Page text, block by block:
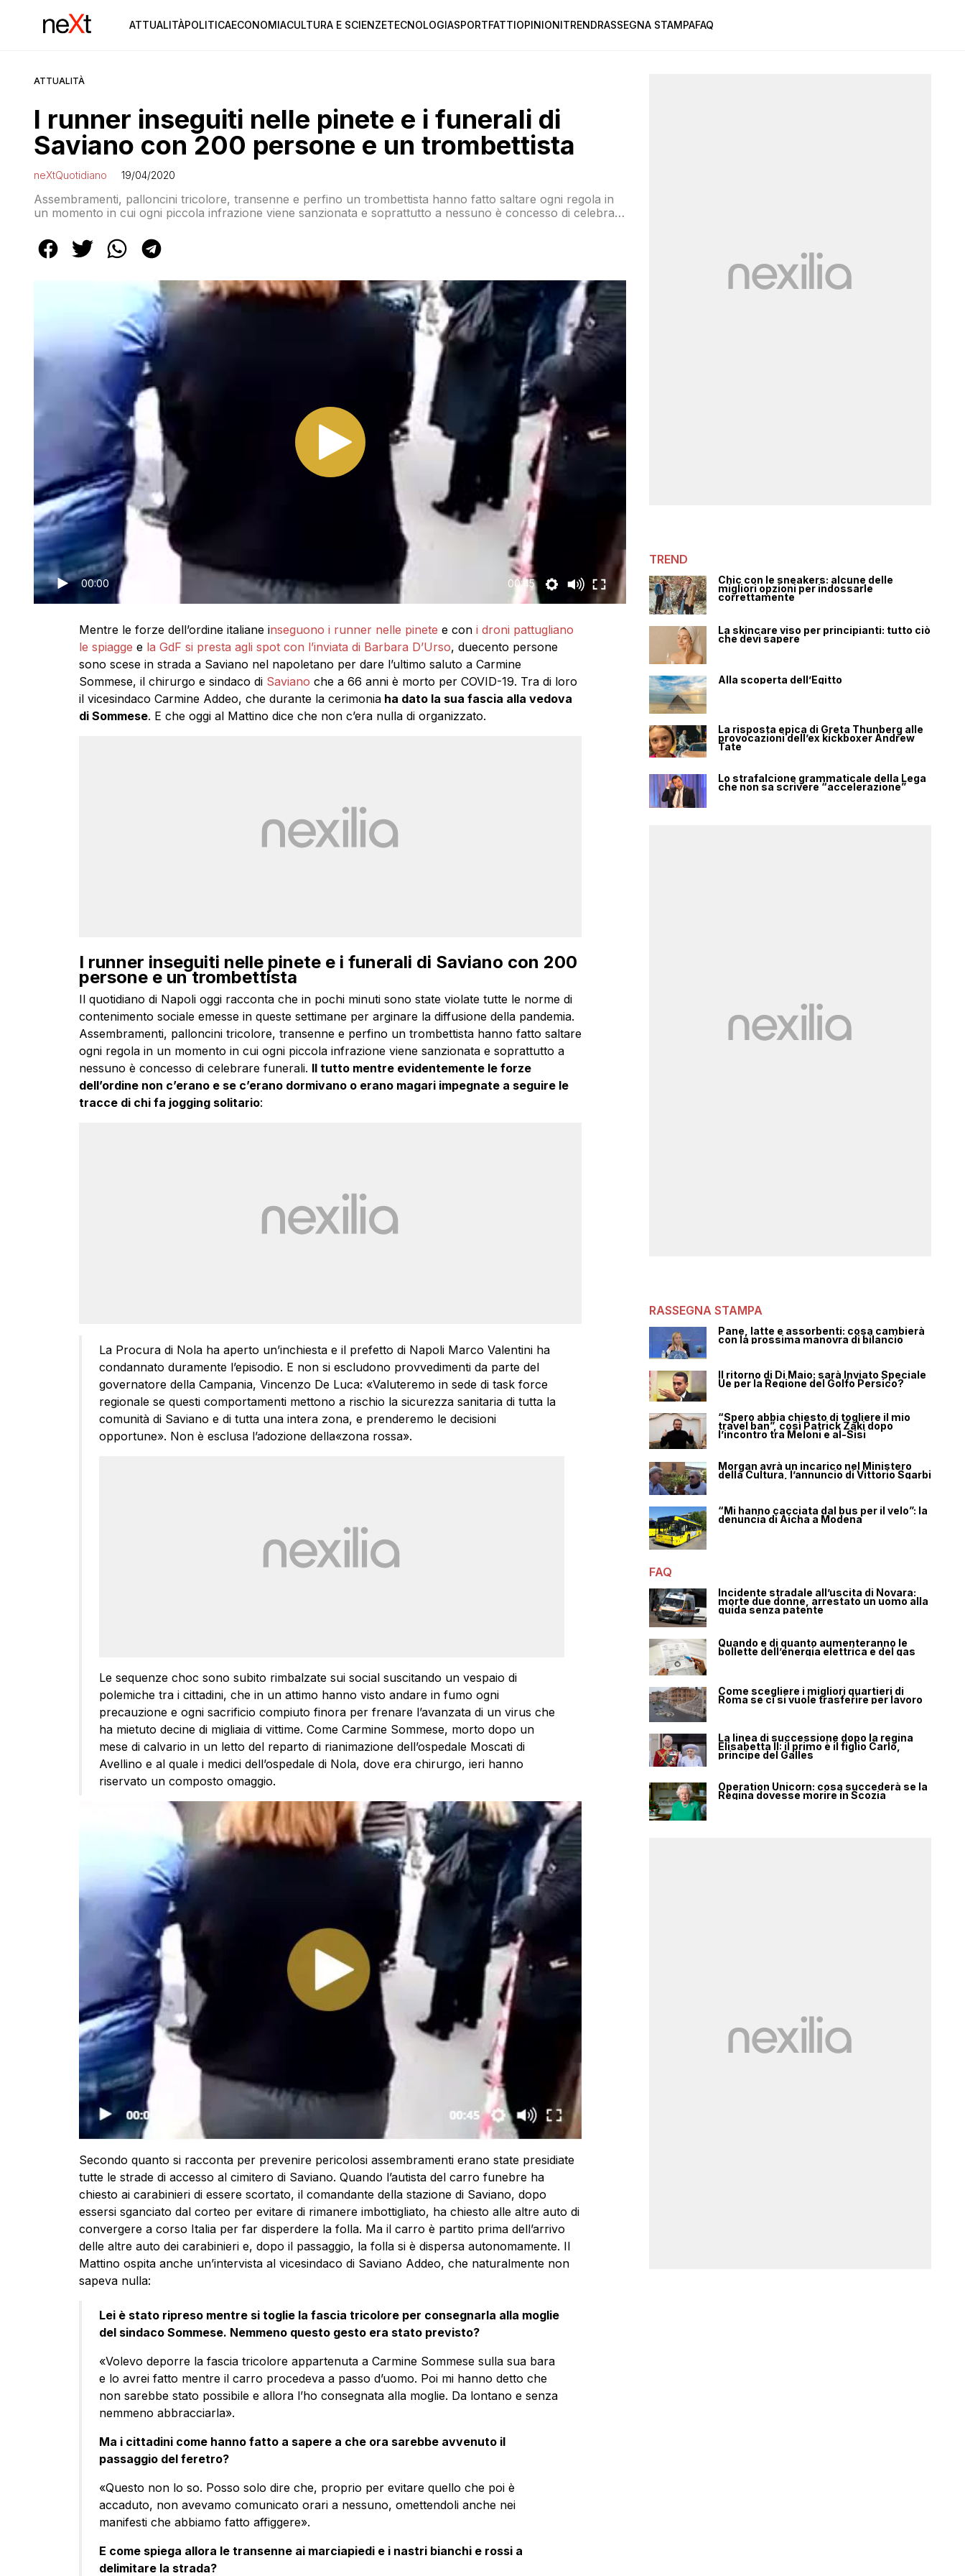
ATTUALITÀPOLITICAECONOMIACULTURA E SCIENZETECNOLOGIASPORTFATTIOPINIONITRENDRASSEGNA STAMPAFAQ
ATTUALITÀ
I runner inseguiti nelle pinete e i funerali di
Saviano con 200 persone e un trombettista
neXtQuotidiano 19/04/2020
Assembramenti, palloncini tricolore, transenne e perfino un trombettista hanno fatto saltare ogni regola in
un momento in cui ogni piccola infrazione viene sanzionata e soprattutto a nessuno è concesso di celebrare
magari impegnate a seguire le tracce di chi fa jogging solitario
00:00 00:45
Mentre le forze dell’ordine italiane inseguono i runner nelle pinete e con i droni pattugliano
le spiagge e la GdF si presta agli spot con l’inviata di Barbara D’Urso, duecento persone
sono scese in strada a Saviano nel napoletano per dare l’ultimo saluto a Carmine
Sommese, il chirurgo e sindaco di Saviano che a 66 anni è morto per COVID-19. Tra di loro
il vicesindaco Carmine Addeo, che durante la cerimoniaha dato la sua fascia alla vedova
di Sommese. E che oggi al Mattino dice che non c’era nulla di organizzato.
I runner inseguiti nelle pinete e i funerali di Saviano con 200
persone e un trombettista
Il quotidiano di Napoli oggi racconta che in pochi minuti sono state violate tutte le norme di
contenimento sociale emesse in queste settimane per arginare la diffusione della pandemia.
Assembramenti, palloncini tricolore, transenne e perfino un trombettista hanno fatto saltare
ogni regola in un momento in cui ogni piccola infrazione viene sanzionata e soprattutto a
nessuno è concesso di celebrare funerali. Il tutto mentre evidentemente le forze
dell’ordine non c’erano e se c’erano dormivano o erano magari impegnate a seguire le
tracce di chi fa jogging solitario:
La Procura di Nola ha aperto un’inchiesta e il prefetto di Napoli Marco Valentini ha
condannato duramente l’episodio. E non si escludono provvedimenti da parte del
governatore della Campania, Vincenzo De Luca: «Valuteremo in sede di task force
regionale se questi comportamenti mettono a rischio la sicurezza sanitaria di tutta la
comunità di Saviano e di tutta una intera zona, e prenderemo le decisioni
opportune». Non è esclusa l’adozione della«zona rossa».
Le sequenze choc sono subito rimbalzate sui social suscitando un vespaio di
polemiche tra i cittadini, che in un attimo hanno visto andare in fumo ogni
precauzione e ogni sacrificio compiuto finora per frenare l’avanzata di un virus che
ha mietuto decine di migliaia di vittime. Come Carmine Sommese, morto dopo un
mese di calvario in un letto del reparto di rianimazione dell’ospedale Moscati di
Avellino e al quale i medici dell’ospedale di Nola, dove era chirurgo, ieri hanno
riservato un composto omaggio.
Secondo quanto si racconta per prevenire pericolosi assembramenti erano state presidiate
tutte le strade di accesso al cimitero di Saviano. Quando l’autista del carro funebre ha
chiesto ai carabinieri di essere scortato, il comandante della stazione di Saviano, dopo
essersi sganciato dal corteo per evitare di rimanere imbottigliato, ha chiesto alle altre auto di
convergere a corso Italia per far disperdere la folla. Ma il carro è partito prima dell’arrivo
delle altre auto dei carabinieri e, dopo il passaggio, la folla si è dispersa autonomamente. Il
Mattino ospita anche un’intervista al vicesindaco di Saviano Addeo, che naturalmente non
sapeva nulla:
Lei è stato ripreso mentre si toglie la fascia tricolore per consegnarla alla moglie
del sindaco Sommese. Nemmeno questo gesto era stato previsto?
«Volevo deporre la fascia tricolore appartenuta a Carmine Sommese sulla sua bara
e lo avrei fatto mentre il carro procedeva a passo d’uomo. Poi mi hanno detto che
non sarebbe stato possibile e allora l’ho consegnata alla moglie. Da lontano e senza
nemmeno abbracciarla».
Ma i cittadini come hanno fatto a sapere a che ora sarebbe avvenuto il
passaggio del feretro?
«Questo non lo so. Posso solo dire che, proprio per evitare quello che poi è
accaduto, non avevamo comunicato orari a nessuno, omettendoli anche nei
manifesti che abbiamo fatto affiggere».
E come spiega allora le transenne ai marciapiedi e i nastri bianchi e rossi a
delimitare la strada?
TREND
Chic con le sneakers: alcune delle
migliori opzioni per indossarle
correttamente
La skincare viso per principianti: tutto ciò
che devi sapere
Alla scoperta dell’Egitto
La risposta epica di Greta Thunberg alle
provocazioni dell’ex kickboxer Andrew
Tate
Lo strafalcione grammaticale della Lega
che non sa scrivere “accelerazione”
RASSEGNA STAMPA
Pane, latte e assorbenti: cosa cambierà
con la prossima manovra di bilancio
Il ritorno di Di Maio: sarà Inviato Speciale
Ue per la Regione del Golfo Persico?
“Spero abbia chiesto di togliere il mio
travel ban”, così Patrick Zaki dopo
l’incontro tra Meloni e al-Sisi
Morgan avrà un incarico nel Ministero
della Cultura, l’annuncio di Vittorio Sgarbi
“Mi hanno cacciata dal bus per il velo”: la
denuncia di Aicha a Modena
FAQ
Incidente stradale all’uscita di Novara:
morte due donne, arrestato un uomo alla
guida senza patente
Quando e di quanto aumenteranno le
bollette dell’energia elettrica e del gas
Come scegliere i migliori quartieri di
Roma se ci si vuole trasferire per lavoro
La linea di successione dopo la regina
Elisabetta II: il primo è il figlio Carlo,
principe del Galles
Operation Unicorn: cosa succederà se la
Regina dovesse morire in Scozia